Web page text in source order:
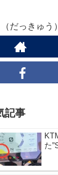
だっきゅう
記事
た